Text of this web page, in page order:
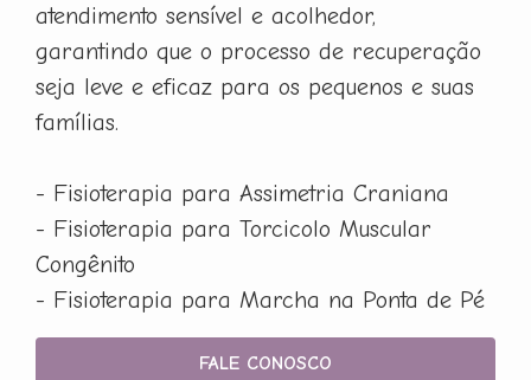
atendimento sensível e acolhedor,
garantindo que o processo de recuperação
seja leve e eficaz para os pequenos e suas
famílias.
- Fisioterapia para Assimetria Craniana
- Fisioterapia para Torcicolo Muscular
Congênito
- Fisioterapia para Marcha na Ponta de Pé
FALE CONOSCO